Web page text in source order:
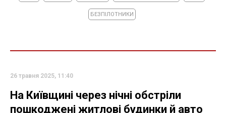
БЕЗПІЛОТНИКИ
26 травня 2025, 11:40
На Київщині через нічні обстріли
пошкоджені житлові будинки й авто